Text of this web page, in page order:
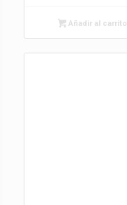
Añadir al carrito